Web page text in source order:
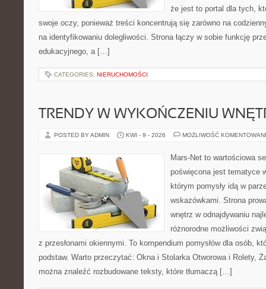
że jest to portal dla tych,
swoje oczy, ponieważ treści koncentrują się zarówno na
na identyfikowaniu dolegliwości. Strona łączy w sobie funkcję
edukacyjnego, a […]
CATEGORIES: NIERUCHOMOŚCI
TRENDY W WYKOŃCZENIU
POSTED BY ADMIN KWI - 9 - 2026 MOŻLIWOŚĆ
Mars-Net to wartościowa
poświęcona jest tematyce
którym pomysły idą w
wskazówkami. Strona
wnętrz w odnajdywaniu
różnorodne możliwości
z przesłonami okiennymi. To kompendium pomysłów dla osób,
podstaw. Warto przeczytać: Okna i Stolarka Otworowa i Rolety,
można znaleźć rozbudowane teksty, które tłumaczą […]